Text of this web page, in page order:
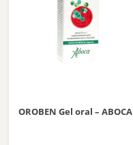
OROBEN Gel oral – ABOCA